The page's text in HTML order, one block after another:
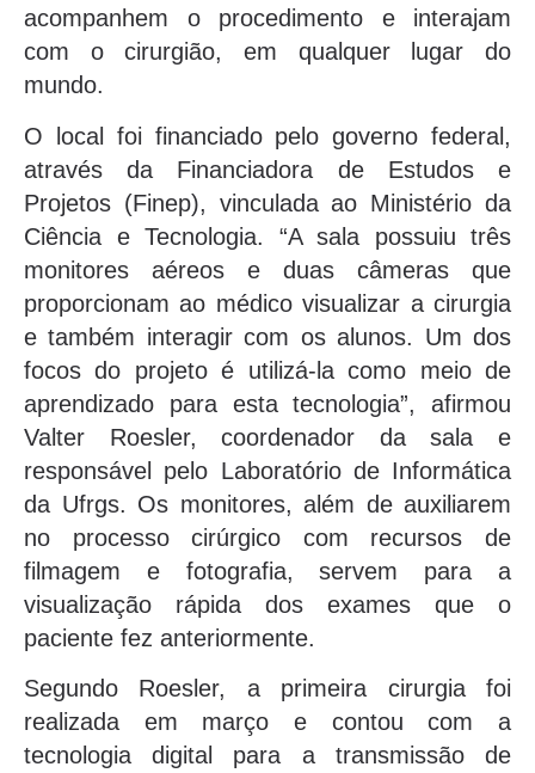
acompanhem o procedimento e interajam
com o cirurgião, em qualquer lugar do
mundo.
O local foi financiado pelo governo federal,
através da Financiadora de Estudos e
Projetos (Finep), vinculada ao Ministério da
Ciência e Tecnologia. “A sala possuiu três
monitores aéreos e duas câmeras que
proporcionam ao médico visualizar a cirurgia
e também interagir com os alunos. Um dos
focos do projeto é utilizá-la como meio de
aprendizado para esta tecnologia”, afirmou
Valter Roesler, coordenador da sala e
responsável pelo Laboratório de Informática
da Ufrgs. Os monitores, além de auxiliarem
no processo cirúrgico com recursos de
filmagem e fotografia, servem para a
visualização rápida dos exames que o
paciente fez anteriormente.
Segundo Roesler, a primeira cirurgia foi
realizada em março e contou com a
tecnologia digital para a transmissão de